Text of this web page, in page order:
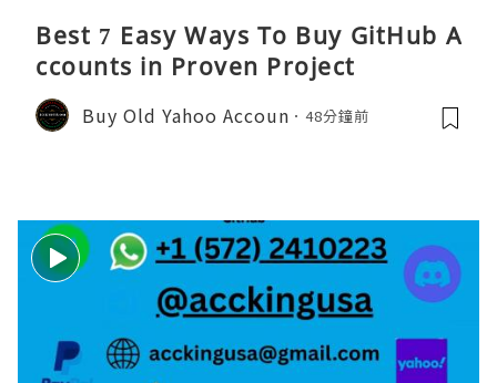
Best 7 Easy Ways To Buy GitHub A
ccounts in Proven Project
Buy Old Yahoo Accoun 48分鐘前